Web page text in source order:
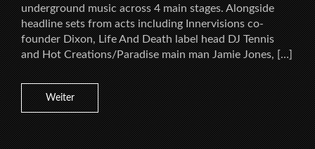
underground music across 4 main stages. Alongside
headline sets from acts including Innervisions co-
founder Dixon, Life And Death label head DJ Tennis
and Hot Creations/Paradise main man Jamie Jones, […]
Weiter